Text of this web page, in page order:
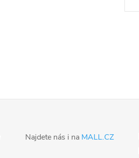
Najdete nás i na MALL.CZ